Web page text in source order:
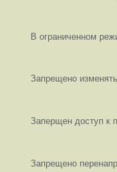
В ограниченном
Запрещено изменять
Заперщен доступ к
Запрещено